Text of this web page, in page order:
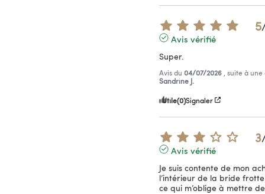
5
Avis vérifié
Super.
Avis du 04/07/2026 , suite à
Sandrine J.
Utile(0)Signaler
3
Avis vérifié
Je suis contente de mon
l’intérieur de la bride
ce qui m’oblige à mettre